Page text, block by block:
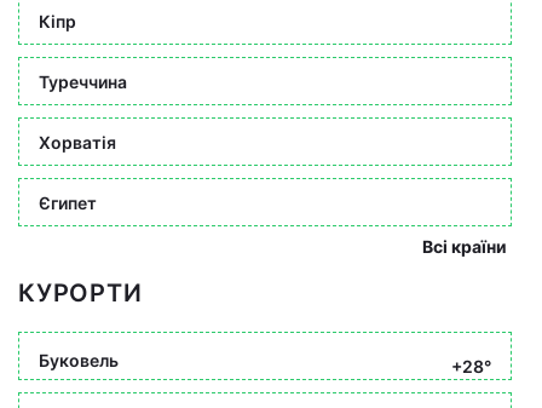
Кіпр
Туреччина
Хорватія
Єгипет
Всі країни
КУРОРТИ
Буковель +28°